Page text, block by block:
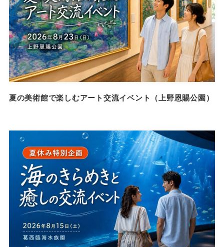
夏の美術館で楽しむアート交流イベント（上野恩賜公園）